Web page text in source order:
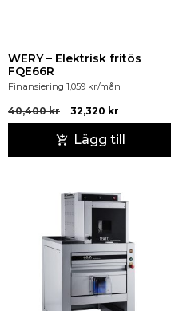
WERY – Elektrisk fritös
FQE66R
Finansiering 1,059 kr/mån
40,400kr 32,320 kr
Lägg till